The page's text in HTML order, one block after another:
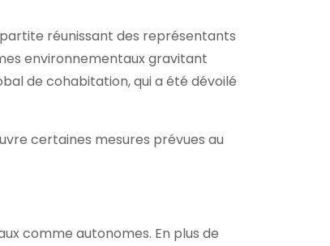
réunissant des représentants
environnementaux gravitant
de cohabitation, qui a été dévoilé
certaines mesures prévues au
comme autonomes. En plus de